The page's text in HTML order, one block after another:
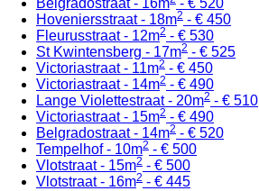
Belgradostraat - 16m
- € 520
Hoveniersstraat - 18m2 - € 450
Fleurusstraat - 12m2 - € 530
St Kwintensberg - 17m2 - € 525
Victoriastraat - 11m2 - € 450
Victoriastraat - 14m2 - € 490
Lange Violettestraat - 20m2 - € 510
Victoriastraat - 15m2 - € 490
Belgradostraat - 14m2 - € 520
Tempelhof - 10m2 - € 500
Vlotstraat - 15m2 - € 500
Vlotstraat - 16m2 - € 445